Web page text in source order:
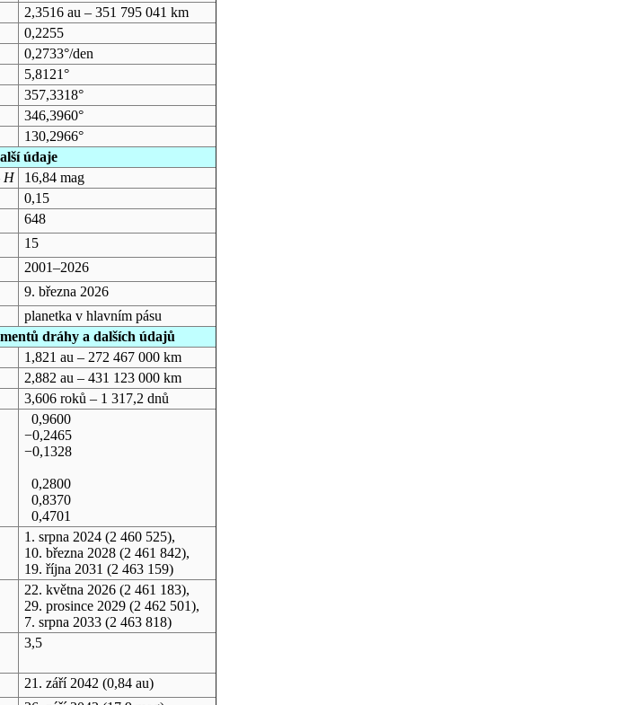
2,3516 au – 351 795 041 km
0,2255
0,2733°/den
5,8121°
357,3318°
346,3960°
130,2966°
údaje
H
16,84 mag
0,15
648
15
2001–2026
9. března 2026
planetka v hlavním pásu
dráhy a dalších údajů
1,821 au – 272 467 000 km
2,882 au – 431 123 000 km
3,606 roků – 1 317,2 dnů
0,9600
−0,2465
−0,1328
0,2800
0,8370
0,4701
1. srpna 2024(2 460 525),
10. března 2028(2 461 842),
19. října 2031 (2 463 159)
22. května 2026(2 461 183),
29. prosince 2029(2 462 501),
7. srpna 2033(2 463 818)
3,5
21. září 2042 (0,84 au)